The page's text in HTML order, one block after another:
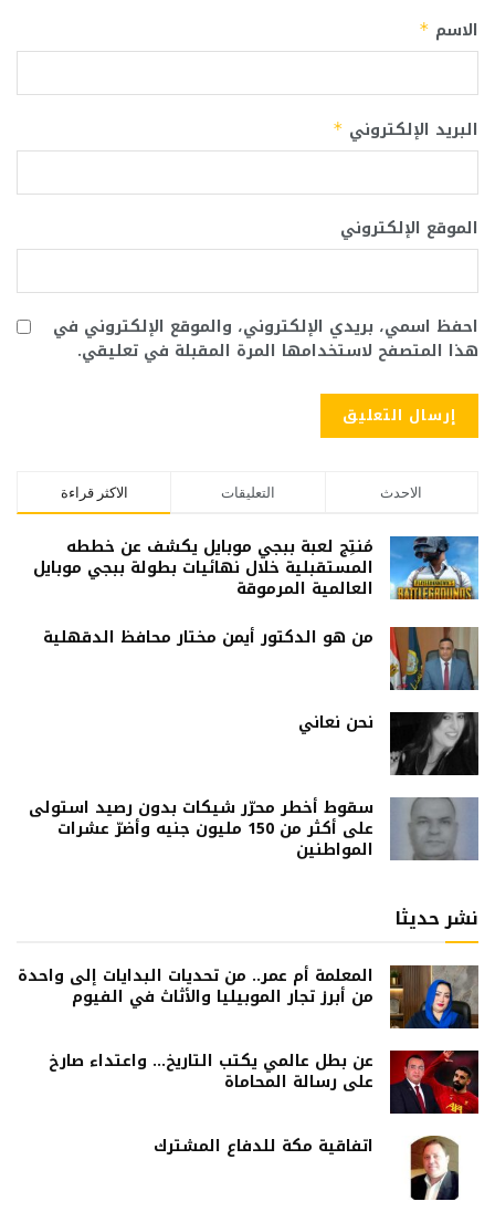
الاسم *
البريد الإلكتروني *
الموقع الإلكتروني
احفظ اسمي، بريدي الإلكتروني، والموقع الإلكتروني في
هذا المتصفح لاستخدامها المرة المقبلة في تعليقي.
الاكثر قراءة التعليقات الاحدث
مُنتِج لعبة ببجي موبايل يكشف عن خططه
المستقبلية خلال نهائيات بطولة ببجي موبايل
العالمية المرموقة
من هو الدكتور أيمن مختار محافظ الدقهلية
نحن نعاني
سقوط أخطر محرّر شيكات بدون رصيد استولى
على أكثر من 150 مليون جنيه وأضرّ عشرات
المواطنين
نشر حديثا
المعلمة أم عمر.. من تحديات البدايات إلى واحدة
من أبرز تجار الموبيليا والأثاث في الفيوم
عن بطل عالمي يكتب التاريخ… واعتداء صارخ
على رسالة المحاماة
اتفاقية مكة للدفاع المشترك